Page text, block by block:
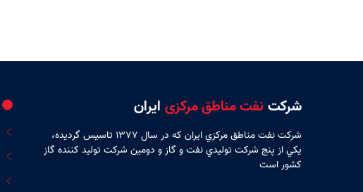
شرکتنفت مناطق مرکزی ایران
شركت نفت مناطق مركزي ايران كه در سال 1377 تاسيس گرديده،
يكي از پنج شركت توليدي نفت و گاز و دومين شركت توليد كننده گاز
كشور است